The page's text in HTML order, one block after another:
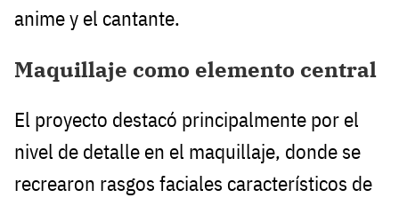
anime y el cantante.
Maquillaje como elemento central
El proyecto destacó principalmente por el
nivel de detalle en el maquillaje, donde se
recrearon rasgos faciales característicos de